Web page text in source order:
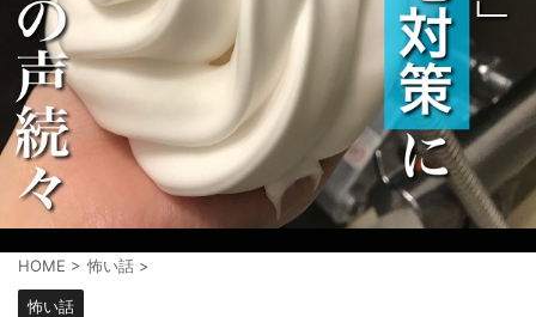
HOME > 怖い話 >
怖い話